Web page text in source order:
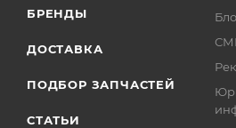
БРЕНДЫ
ДОСТАВКА
ПОДБОР ЗАПЧАСТЕЙ
СТАТЬИ